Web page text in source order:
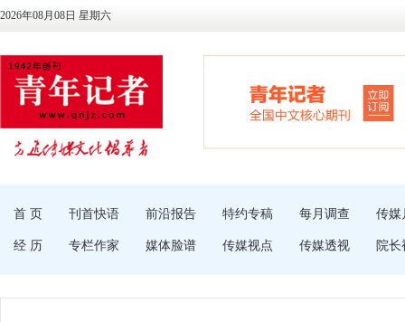
2026年08月08日 星期六
首 页 刊首快语 前沿报告 特约专稿 每月调查 传媒
经 历 专栏作家 媒体脸谱 传媒视点 传媒透视 院长